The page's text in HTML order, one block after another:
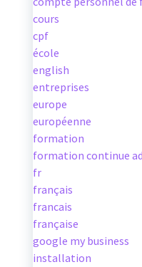
cours
cpf
école
english
entreprises
europe
européenne
formation
formation continue
fr
français
francais
française
google my business
installation